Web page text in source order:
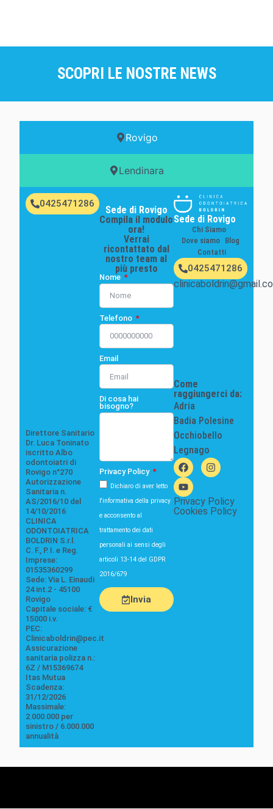
SCOPRI LE NOSTRE NEWS
Rovigo
Lendinara
0425471286
Direttore Sanitario
Dr. Luca Toninato
iscritto Albo
odontoiatri di
Rovigo n°270
Autorizzazione
Sanitaria n.
AS/2016/10 del
14/10/2016
CLINICA
ODONTOIATRICA
BOLDRIN S.r.l.
C. F., P. I. e Reg.
Imprese:
01535360299
Sede: Via L. Einaudi
24 int.2 - 45100
Rovigo
Capitale sociale: €
15000 i.v.
PEC:
Clinicaboldrin@pec.it
Assicurazione
sanitaria polizza n.:
6Z / M15369674
Itas Mutua
Scadenza:
31/12/2026
Massimale:
2.000.000 per
sinistro / 6.000.000
annualità
Sede di Rovigo
Compila il modulo
ora!
Verrai
ricontattato dal
nostro team al
più presto
Nome
Telefono
Email
Di cosa hai
bisogno?
Privacy Policy
Dichiaro di aver letto
l'informativa della privacy
e acconsento al
trattamento dei dati
personali ai sensi degli
articoli 13-14 del GDPR
2016/679
Invia
Sede di Rovigo
Chi Siamo
Dove siamo
Blog
Contatti
0425471286
Come
raggiungerci da:
Adria
Badia Polesine
Occhiobello
Legnago
Privacy Policy
Cookies Policy